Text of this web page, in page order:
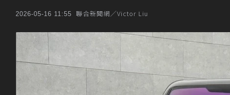
2026-05-16 11:55 聯合新聞網／Victor Liu